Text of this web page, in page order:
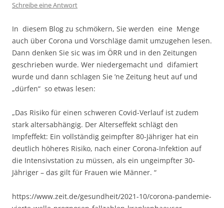
Schreibe eine Antwort
In diesem Blog zu schmökern, Sie werden eine Menge
auch über Corona und Vorschläge damit umzugehen lesen.
Dann denken Sie sic was im ÖRR und in den Zeitungen
geschrieben wurde. Wer niedergemacht und difamiert
wurde und dann schlagen Sie ’ne Zeitung heut auf und
„dürfen“ so etwas lesen:
„Das Risiko für einen schweren Covid-Verlauf ist zudem
stark altersabhängig. Der Alterseffekt schlägt den
Impfeffekt: Ein vollständig geimpfter 80-Jähriger hat ein
deutlich höheres Risiko, nach einer Corona-Infektion auf
die Intensivstation zu müssen, als ein ungeimpfter 30-
Jähriger – das gilt für Frauen wie Männer. “
https://www.zeit.de/gesundheit/2021-10/corona-pandemie-